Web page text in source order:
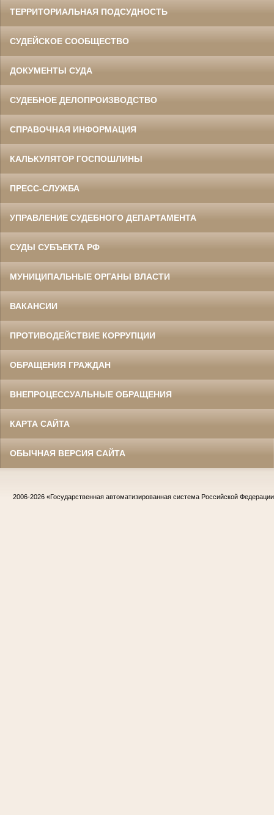
ТЕРРИТОРИАЛЬНАЯ ПОДСУДНОСТЬ
СУДЕЙСКОЕ СООБЩЕСТВО
ДОКУМЕНТЫ СУДА
СУДЕБНОЕ ДЕЛОПРОИЗВОДСТВО
СПРАВОЧНАЯ ИНФОРМАЦИЯ
КАЛЬКУЛЯТОР ГОСПОШЛИНЫ
ПРЕСС-СЛУЖБА
УПРАВЛЕНИЕ СУДЕБНОГО ДЕПАРТАМЕНТА
СУДЫ СУБЪЕКТА РФ
МУНИЦИПАЛЬНЫЕ ОРГАНЫ ВЛАСТИ
ВАКАНСИИ
ПРОТИВОДЕЙСТВИЕ КОРРУПЦИИ
ОБРАЩЕНИЯ ГРАЖДАН
ВНЕПРОЦЕССУАЛЬНЫЕ ОБРАЩЕНИЯ
КАРТА САЙТА
ОБЫЧНАЯ ВЕРСИЯ САЙТА
2006-2026 «Государственная автоматизированная система Российской